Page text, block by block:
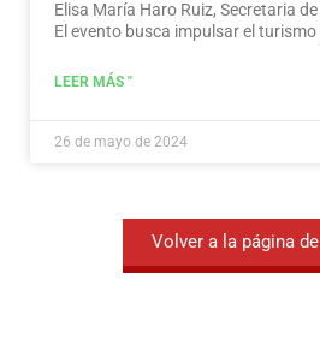
Elisa María Haro Ruiz, Secretaria
El evento busca impulsar el
LEER MÁS "
26 de mayo de 2024
Volver a la página